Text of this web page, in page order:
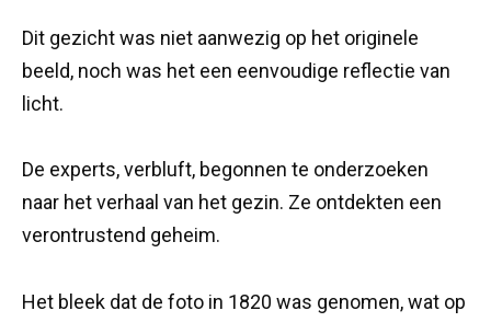
Dit gezicht was niet aanwezig op het originele
beeld, noch was het een eenvoudige reflectie van
licht.
De experts, verbluft, begonnen te onderzoeken
naar het verhaal van het gezin. Ze ontdekten een
verontrustend geheim.
Het bleek dat de foto in 1820 was genomen, wat op